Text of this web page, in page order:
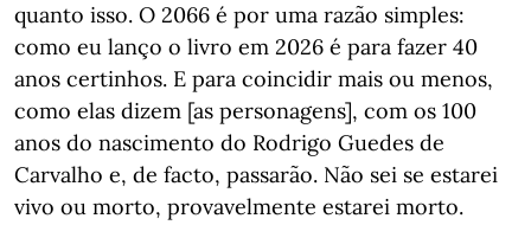
quanto isso. O 2066 é por uma razão simples:
como eu lanço o livro em 2026 é para fazer 40
anos certinhos. E para coincidir mais ou menos,
como elas dizem [as personagens], com os 100
anos do nascimento do Rodrigo Guedes de
Carvalho e, de facto, passarão. Não sei se estarei
vivo ou morto, provavelmente estarei morto.